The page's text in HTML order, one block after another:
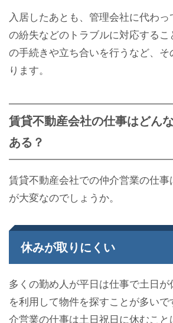
入居したあとも、管理会社に代わ
の紛失などのトラブルに対応する
の手続きや立ち合いを行うなど、そ
ります。
賃貸不動産会社の仕事はどん
ある？
賃貸不動産会社での仲介営業の仕事
が大変なのでしょうか。
休みが取りにくい
多くの勤め人が平日は仕事で土日が
を利用して物件を探すことが多い
介営業の仕事は土日祝日に休むこと